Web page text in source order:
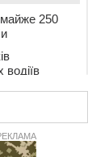
майже 250
водіїв
який
взяти